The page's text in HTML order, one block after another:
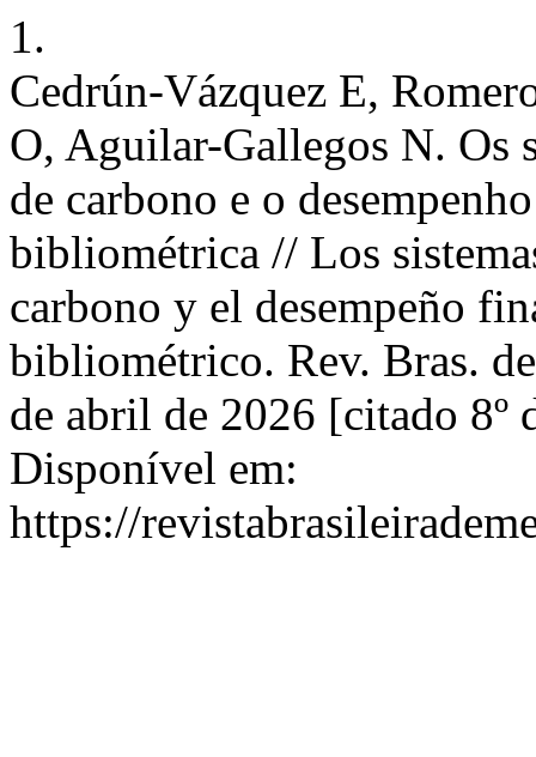
1.
Cedrún-Vázquez E,
O, Aguilar-Gallegos N. Os
de carbono e o
bibliométrica // Los
carbono y el desempeño
bibliométrico. Rev. Bras.
de abril de 2026 [citado 8º
Disponível em:
https://